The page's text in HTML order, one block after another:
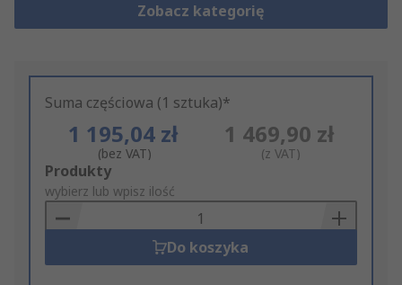
Zobacz kategorię
Suma częściowa (1 sztuka)*
1 195,04 zł
(bez VAT)
1 469,90 zł
(z VAT)
Add
to
Basket
Produkty
wybierz lub wpisz ilość
Do koszyka